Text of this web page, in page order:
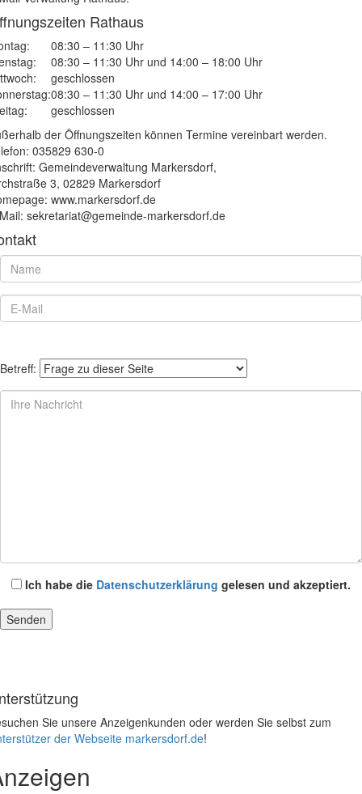
Rathaus
08:30 – 11:30 Uhr
08:30 – 11:30 Uhr und 14:00 – 18:00 Uhr
geschlossen
08:30 – 11:30 Uhr und 14:00 – 17:00 Uhr
geschlossen
der Öffnungszeiten können Termine vereinbart werden.
035829 630-0
Gemeindeverwaltung Markersdorf,
3, 02829 Markersdorf
www.markersdorf.de
sekretariat@gemeinde-markersdorf.de
Betreff:
Ich habe die Datenschutzerklärung gelesen und akzeptiert.
Sie unsere Anzeigenkunden oder werden Sie selbst zum
der Webseite markersdorf.de!